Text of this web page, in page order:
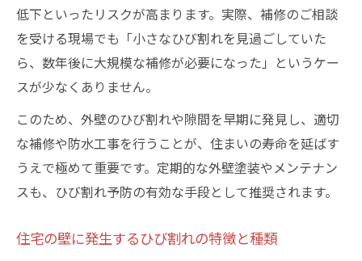
DIYでできる外壁ひび割れの簡単修理法
DIYで安心できるひび割れ補修作業の流れ
クラック補修を自分でする際の注意点
外壁用ひび割れ補修材の正しい使い方
DIYで行う外壁サイディングのクラック補修
コンクリート外壁ひび割れ補修のコツを紹
介
プロへ依頼すべき隙間補修の見極め方
ひび割れ補修をプロに依頼すべき状況とは
低下といったリスクが高まります。実際、補修のご相談
を受ける現場でも「小さなひび割れを見過ごしていた
ら、数年後に大規模な補修が必要になった」というケー
スが少なくありません。
このため、外壁のひび割れや隙間を早期に発見し、適切
な補修や防水工事を行うことが、住まいの寿命を延ばす
うえで極めて重要です。定期的な外壁塗装やメンテナン
スも、ひび割れ予防の有効な手段として推奨されます。
住宅の壁に発生するひび割れの特徴と種類